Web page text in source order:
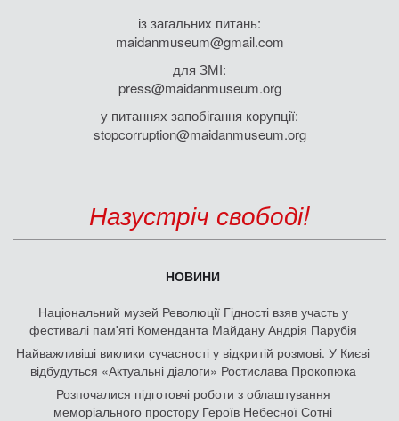
із загальних питань:
maidanmuseum@gmail.com
для ЗМІ:
press@maidanmuseum.org
у питаннях запобігання корупції:
stopcorruption@maidanmuseum.org
Назустріч свободі!
НОВИНИ
Національний музей Революції Гідності взяв участь у
фестивалі пам'яті Коменданта Майдану Андрія Парубія
Найважливіші виклики сучасності у відкритій розмові. У Києві
відбудуться «Актуальні діалоги» Ростислава Прокопюка
Розпочалися підготовчі роботи з облаштування
меморіального простору Героїв Небесної Сотні